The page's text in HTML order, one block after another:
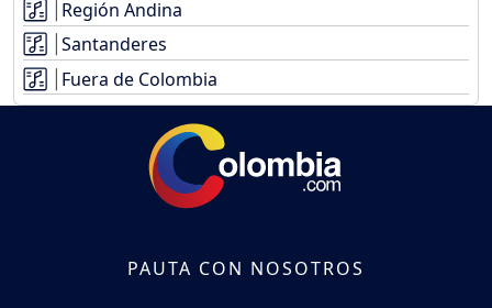
Región Andina
Santanderes
Fuera de Colombia
PAUTA CON NOSOTROS